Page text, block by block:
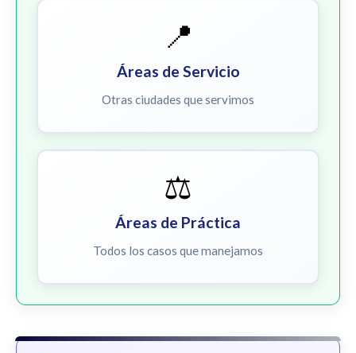
📍
Áreas de Servicio
Otras ciudades que servimos
⚖️
Áreas de Práctica
Todos los casos que manejamos